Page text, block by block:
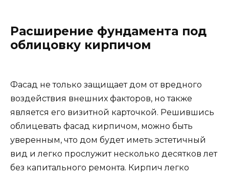
Расширение фундамента под
облицовку кирпичом
Фасад не только защищает дом от вредного
воздействия внешних факторов, но также
является его визитной карточкой. Решившись
облицевать фасад кирпичом, можно быть
уверенным, что дом будет иметь эстетичный
вид и легко прослужит несколько десятков лет
без капитального ремонта. Кирпич легко